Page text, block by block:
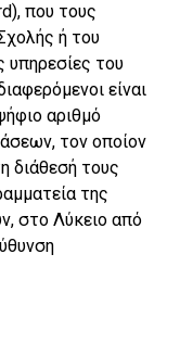
που τους
ή του
υπηρεσίες του
είναι
αριθμό
τον οποίον
διάθεσή τους
της
στο Λύκειο από